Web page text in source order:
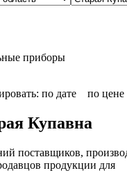
приборы
по дате по цене
Купавна
поставщиков,
продукции для